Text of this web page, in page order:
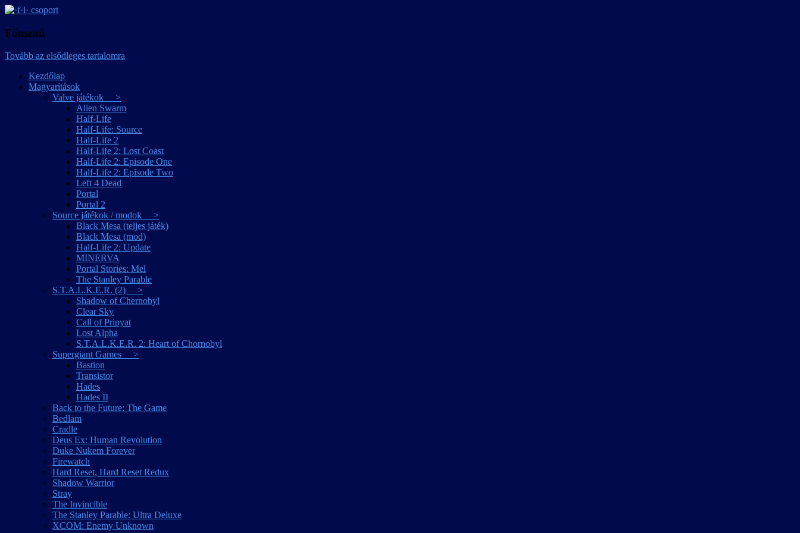
·f·i· csoport
Főmenü
Tovább az elsődleges tartalomra
Kezdőlap
Magyarítások
Valve játékok >
Alien Swarm
Half-Life
Half-Life: Source
Half-Life 2
Half-Life 2: Lost Coast
Half-Life 2: Episode One
Half-Life 2: Episode Two
Left 4 Dead
Portal
Portal 2
Source játékok / modok >
Black Mesa (teljes játék)
Black Mesa (mod)
Half-Life 2: Update
MINERVA
Portal Stories: Mel
The Stanley Parable
S.T.A.L.K.E.R. (2) >
Shadow of Chernobyl
Clear Sky
Call of Pripyat
Lost Alpha
S.T.A.L.K.E.R. 2: Heart of Chornobyl
Supergiant Games >
Bastion
Transistor
Hades
Hades II
Back to the Future: The Game
Bedlam
Cradle
Deus Ex: Human Revolution
Duke Nukem Forever
Firewatch
Hard Reset, Hard Reset Redux
Shadow Warrior
Stray
The Invincible
The Stanley Parable: Ultra Deluxe
XCOM: Enemy Unknown